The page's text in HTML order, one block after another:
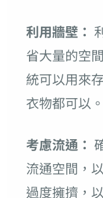
利用牆壁：
省大量的空
統可以用來
衣物都可以。
考慮流通：
流通空間，
過度擁擠，